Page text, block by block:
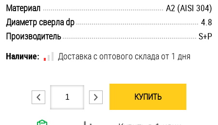
Штифты и пальцы
Материал
А2 (AISI 304)
Диаметр сверла dp
4.8
Производитель
S+P
Наличие:
Доставка с оптового склада от 1 дня
КУПИТЬ